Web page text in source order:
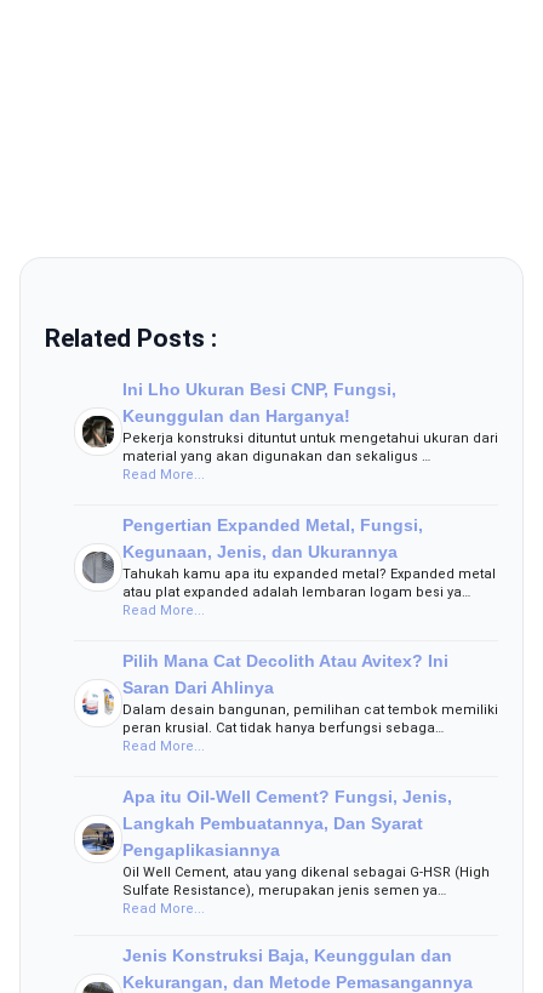
Related Posts :
Ini Lho Ukuran Besi CNP, Fungsi,
Keunggulan dan Harganya!
Pekerja konstruksi dituntut untuk mengetahui ukuran dari
material yang akan digunakan dan sekaligus …
Read More...
Pengertian Expanded Metal, Fungsi,
Kegunaan, Jenis, dan Ukurannya
Tahukah kamu apa itu expanded metal? Expanded metal
atau plat expanded adalah lembaran logam besi ya…
Read More...
Pilih Mana Cat Decolith Atau Avitex? Ini
Saran Dari Ahlinya
Dalam desain bangunan, pemilihan cat tembok memiliki
peran krusial. Cat tidak hanya berfungsi sebaga…
Read More...
Apa itu Oil-Well Cement? Fungsi, Jenis,
Langkah Pembuatannya, Dan Syarat
Pengaplikasiannya
Oil Well Cement, atau yang dikenal sebagai G-HSR (High
Sulfate Resistance), merupakan jenis semen ya…
Read More...
Jenis Konstruksi Baja, Keunggulan dan
Kekurangan, dan Metode Pemasangannya